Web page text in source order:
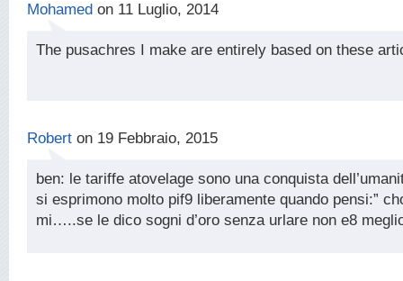
Mohamed on 11 Luglio, 2014
The pusachres I make are entirely based on these
Robert on 19 Febbraio, 2015
ben: le tariffe atovelage sono una conquista
si esprimono molto pif9 liberamente quando pensi:”
mi…..se le dico sogni d’oro senza urlare non e8